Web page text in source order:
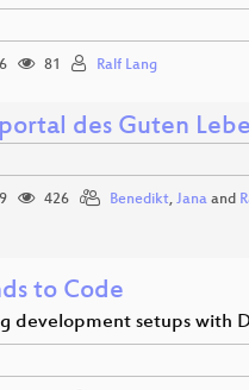
81 Ralf Lang
des Guten
426 Benedikt, Jana and
to Code
development setups with